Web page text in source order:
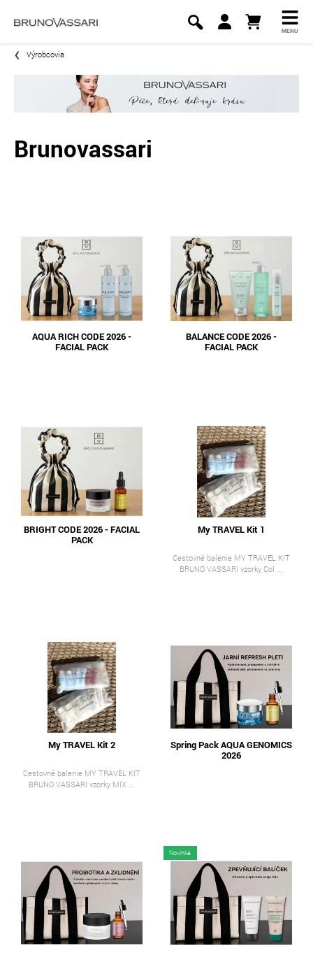
MENU
Výrobcovia
Brunovassari
AQUA RICH CODE 2026 -
FACIAL PACK
BALANCE CODE 2026 -
FACIAL PACK
BRIGHT CODE 2026 - FACIAL
PACK
My TRAVEL Kit 1
Cestovné balenie MY TRAVEL KIT
BRUNO VASSARI vzorky Col ...
My TRAVEL Kit 2
Cestovné balenie MY TRAVEL KIT
BRUNO VASSARI vzorky MIX ...
Spring Pack AQUA GENOMICS
2026
Novinka